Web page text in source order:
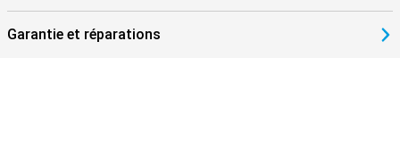
Garantie et réparations